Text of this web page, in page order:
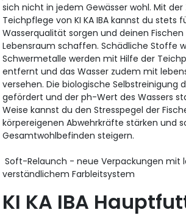
sich nicht in jedem Gewässer wohl. Mit der
Teichpflege von KI KA IBA kannst du stets
Wasserqualität sorgen und deinen
Lebensraum schaffen. Schädliche Stoffe
Schwermetalle werden mit Hilfe der
entfernt und das Wasser zudem mit
versehen. Die biologische Selbstreinigung
gefördert und der ph-Wert des Wassers
Weise kannst du den Stresspegel der
körpereigenen Abwehrkräfte stärken und
Gesamtwohlbefinden steigern.
Soft-Relaunch - neue Verpackungen mit
verständlichem Farbleitsystem
KI KA IBA